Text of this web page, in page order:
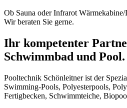
Ob Sauna oder Infrarot Wärmekabine/
Wir beraten Sie gerne.
Ihr kompetenter
Schwimmbad und Pool.
Pooltechnik Schönleitner ist der
Swimming-Pools, Polyesterpools,
Fertigbecken, Schwimmteiche,